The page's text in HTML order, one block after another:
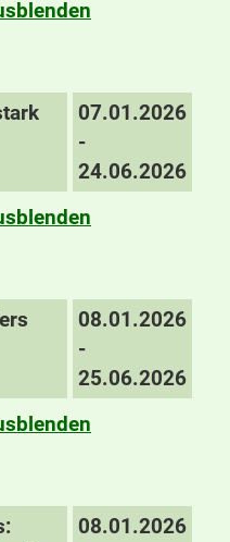
07.01.2026
-
24.06.2026
08.01.2026
-
25.06.2026
08.01.2026